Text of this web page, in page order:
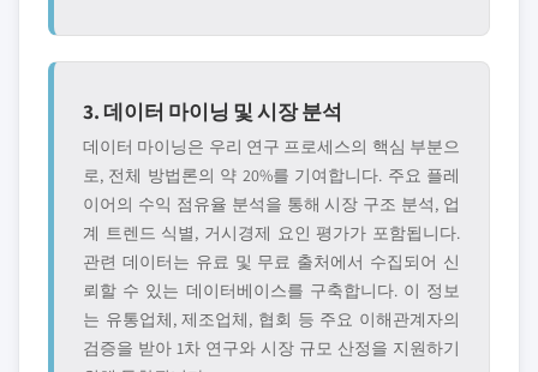
3. 데이터 마이닝 및 시장 분석
데이터 마이닝은 우리 연구 프로세스의 핵심 부분으
로, 전체 방법론의 약 20%를 기여합니다. 주요 플레
이어의 수익 점유율 분석을 통해 시장 구조 분석, 업
계 트렌드 식별, 거시경제 요인 평가가 포함됩니다.
관련 데이터는 유료 및 무료 출처에서 수집되어 신
뢰할 수 있는 데이터베이스를 구축합니다. 이 정보
는 유통업체, 제조업체, 협회 등 주요 이해관계자의
검증을 받아 1차 연구와 시장 규모 산정을 지원하기